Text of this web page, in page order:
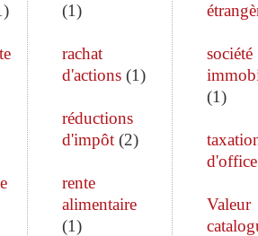
)
(1)
rachat
d'actions(1)
réductions
d'impôt(2)
rente
alimentaire
(1)
société
(1)
d'office
Valeur